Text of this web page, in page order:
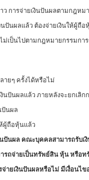
การจ่ายเงินปันผลตามกฎหม
นปันผลแล้ว ต้องจ่ายเงินให้ผู้ถื
ม่เป็นไปตามกฎหมายกรรมกา
ายๆ ครั้งได้หรือไม่
นปันผลแล้ว ภายหลังจะยกเลิก
นปันผล
ผู้ถือหุ้นแล้ว
ปันผล คณะบุคคลสามารถรับเ
ารถจ่ายเป็นทรัพย์สิน หุ้น หรือ
ายเงินปันผลหรือไม่ มีเงื่อนไข